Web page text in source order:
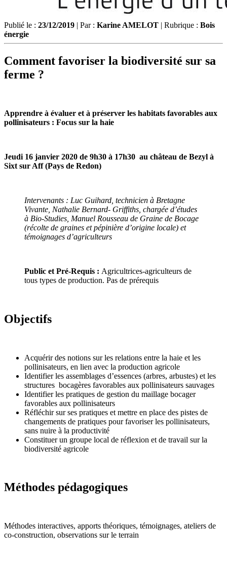
Publié le : 23/12/2019 | Par : Karine AMELOT | Rubrique : Bois
énergie
Comment favoriser la biodiversité sur sa
ferme ?
Apprendre à évaluer et à préserver les habitats favorables aux
pollinisateurs : Focus sur la haie
Jeudi 16 janvier 2020 de 9h30 à 17h30 au château de Bezyl à
Sixt sur Aff (Pays de Redon)
Intervenants : Luc Guihard, technicien à Bretagne
Vivante, Nathalie Bernard- Griffiths, chargée d’études
à Bio-Studies, Manuel Rousseau de Graine de Bocage
(récolte de graines et pépinière d’origine locale) et
témoignages d’agriculteurs
Public et Pré-Requis : Agricultrices-agriculteurs de
tous types de production. Pas de prérequis
Objectifs
Acquérir des notions sur les relations entre la haie et les
pollinisateurs, en lien avec la production agricole
Identifier les assemblages d’essences (arbres, arbustes) et les
structures bocagères favorables aux pollinisateurs sauvages
Identifier les pratiques de gestion du maillage bocager
favorables aux pollinisateurs
Réfléchir sur ses pratiques et mettre en place des pistes de
changements de pratiques pour favoriser les pollinisateurs,
sans nuire à la productivité
Constituer un groupe local de réflexion et de travail sur la
biodiversité agricole
Méthodes pédagogiques
Méthodes interactives, apports théoriques, témoignages, ateliers de
co-construction, observations sur le terrain